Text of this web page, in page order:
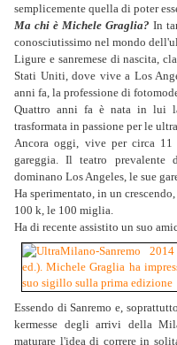
semplicemente quella di poter
Ma chi è Michele Graglia? In
conosciutissimo nel mondo
Ligure e sanremese di nascita,
Stati Uniti, dove vive a Los
anni fa, la professione di
Quattro anni fa è nata in lui
trasformata in passione per le
Ancora oggi, vive per circa
gareggia. Il teatro prevalente
dominano Los Angeles, le sue
Ha sperimentato, in un
100 k, le 100 miglia.
Ha di recente assistito un suo
Essendo di Sanremo e,
kermesse degli arrivi della
maturare l'idea di correre in